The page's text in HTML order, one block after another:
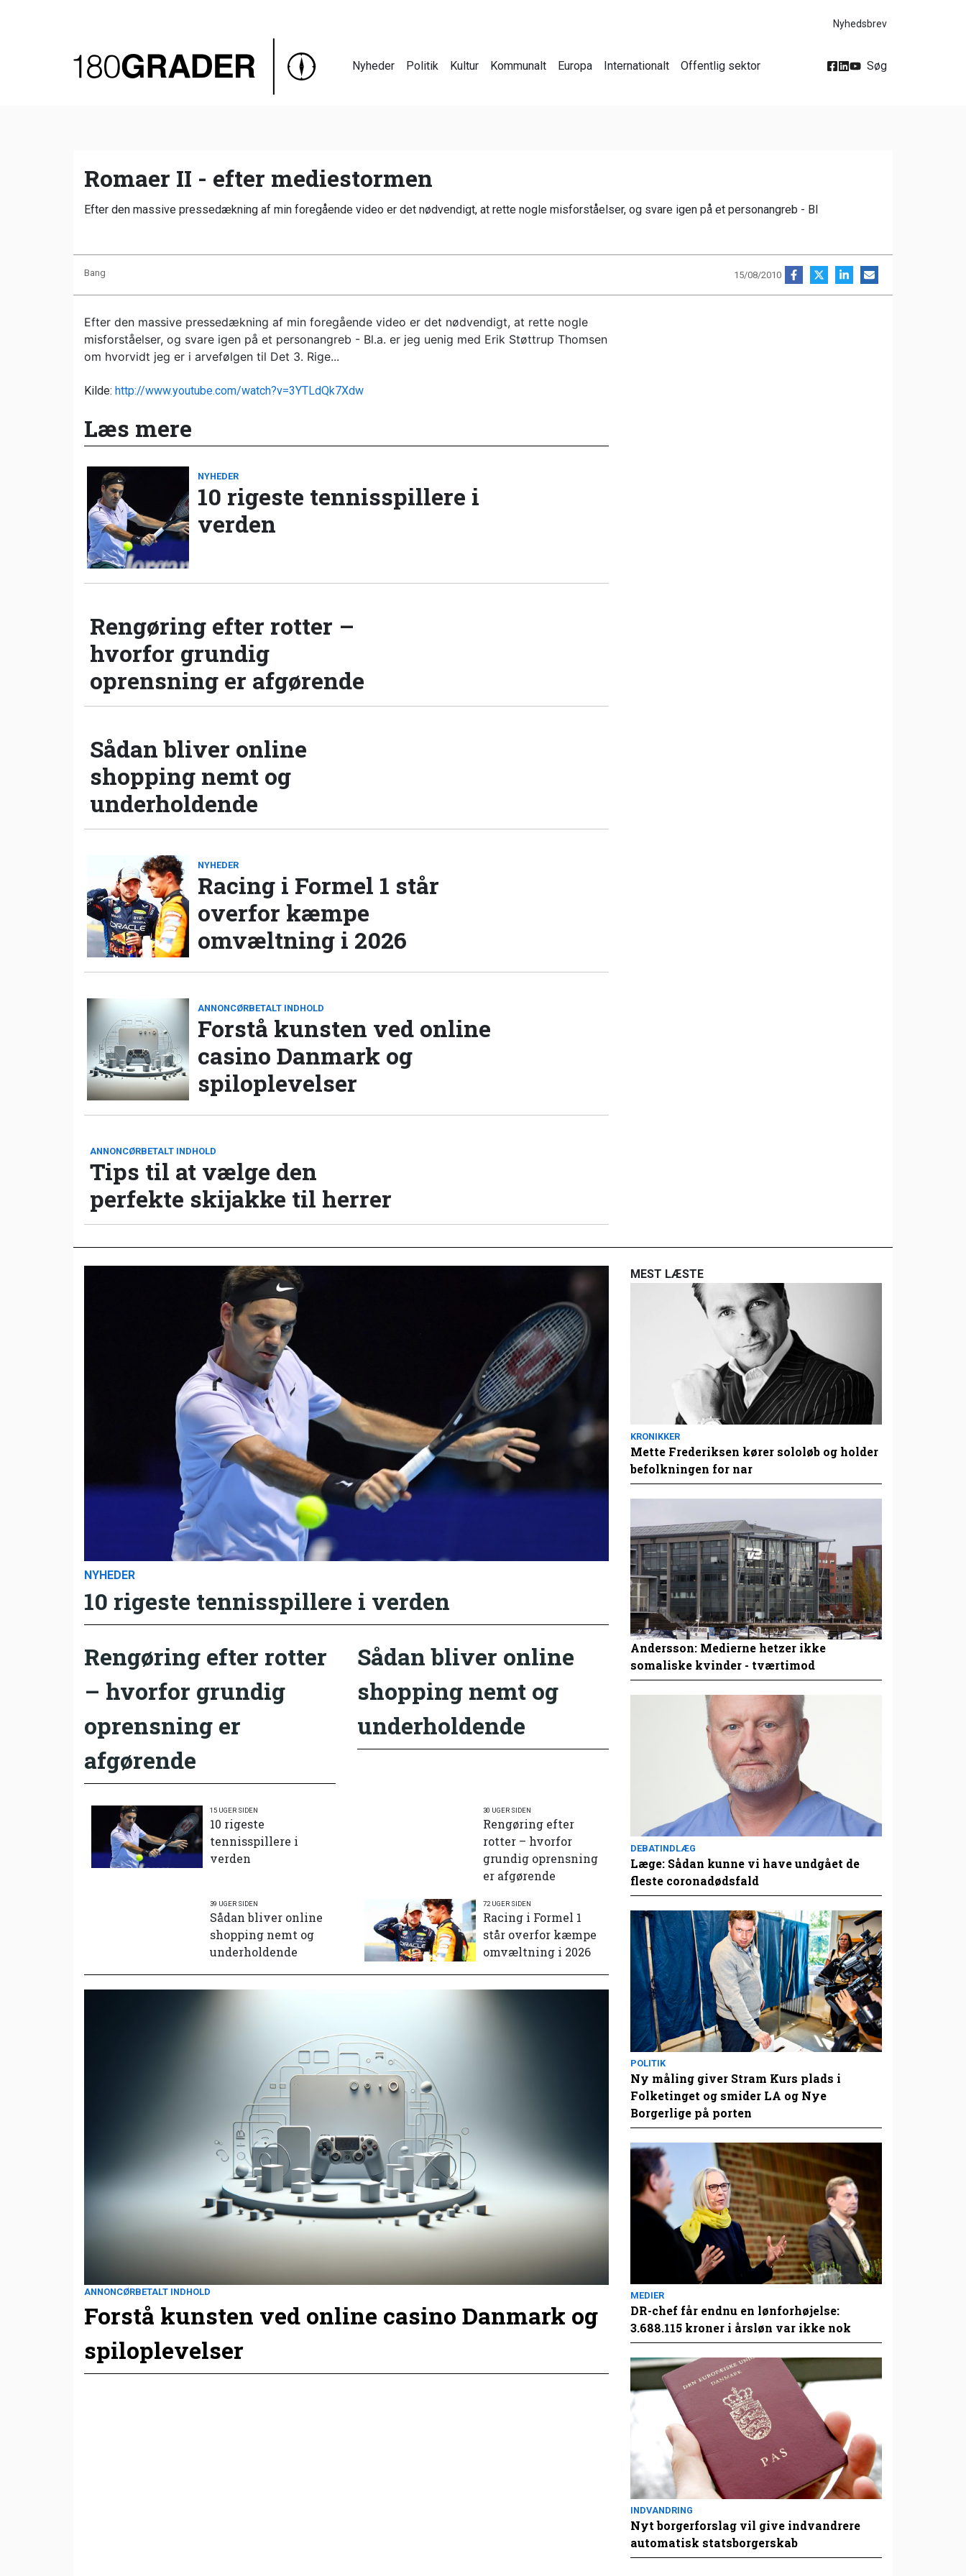
Nyhedsbrev
Nyheder Politik Kultur Kommunalt Europa Internationalt Offentlig sektor Søg
Romaer II - efter mediestormen
Efter den massive pressedækning af min foregående video er det nødvendigt, at rette nogle misforståelser, og svare igen på et personangreb - Bl
Bang 15/08/2010
Efter den massive pressedækning af min foregående video er det nødvendigt, at rette nogle
misforståelser, og svare igen på et personangreb - Bl.a. er jeg uenig med Erik Støttrup Thomsen
om hvorvidt jeg er i arvefølgen til Det 3. Rige...
Kilde: http://www.youtube.com/watch?v=3YTLdQk7Xdw
Læs mere
NYHEDER
10 rigeste tennisspillere i
verden
Rengøring efter rotter –
hvorfor grundig
oprensning er afgørende
Sådan bliver online
shopping nemt og
underholdende
NYHEDER
Racing i Formel 1 står
overfor kæmpe
omvæltning i 2026
ANNONCØRBETALT INDHOLD
Forstå kunsten ved online
casino Danmark og
spiloplevelser
ANNONCØRBETALT INDHOLD
Tips til at vælge den
perfekte skijakke til herrer
NYHEDER
10 rigeste tennisspillere i verden
Rengøring efter rotter
– hvorfor grundig
oprensning er
afgørende
Sådan bliver online
shopping nemt og
underholdende
15 UGER SIDEN
10 rigeste
tennisspillere i
verden
30 UGER SIDEN
Rengøring efter
rotter – hvorfor
grundig oprensning
er afgørende
39 UGER SIDEN
Sådan bliver online
shopping nemt og
underholdende
72 UGER SIDEN
Racing i Formel 1
står overfor kæmpe
omvæltning i 2026
ANNONCØRBETALT INDHOLD
Forstå kunsten ved online casino Danmark og
spiloplevelser
MEST LÆSTE
KRONIKKER
Mette Frederiksen kører sololøb og holder
befolkningen for nar
Andersson: Medierne hetzer ikke
somaliske kvinder - tværtimod
DEBATINDLÆG
Læge: Sådan kunne vi have undgået de
fleste coronadødsfald
POLITIK
Ny måling giver Stram Kurs plads i
Folketinget og smider LA og Nye
Borgerlige på porten
MEDIER
DR-chef får endnu en lønforhøjelse:
3.688.115 kroner i årsløn var ikke nok
INDVANDRING
Nyt borgerforslag vil give indvandrere
automatisk statsborgerskab